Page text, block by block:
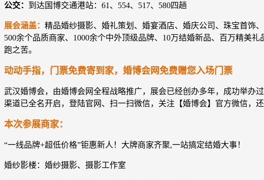
公交： 到达国博交通港站：61、554、517、580四趟
展会涵盖： 精品婚纱摄影、婚礼策划、婚宴酒店、婚庆公司、珠宝首饰
500余个品质商家、1000余个中外顶级品牌、10万结婚新品、百万精美
跑之苦。
动动手指，门票免费寄到家，婚博会网免费赠您入场门票
武汉婚博会，由婚博会网全程战略推广，展会已经创办多年，成功举办
渠道已全名开启，登陆官网、扫一扫微信，关注【婚博会】官方微信，
本次参展商家：
“一线品牌+超低价格”钜惠新人！大牌商家齐聚,一站搞定结婚大事！
婚纱影楼：婚纱摄影、摄影工作室